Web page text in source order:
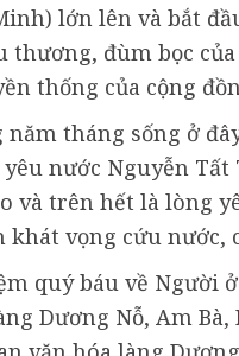
lớn lên và bắt
thương, đùm bọc
thống của cộng
năm tháng sống ở
nước Nguyễn
và trên hết là lòng
khát vọng cứu nước,
quý báu về Người
Dương Nỗ, Am